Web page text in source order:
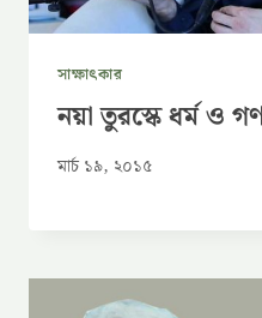
সাক্ষাৎকার
নয়া তুরস্কে ধর্ম ও
মার্চ ১৯, ২০১৫